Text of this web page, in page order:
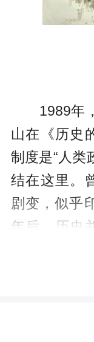
1989年，
山在《历史
制度是“人类
结在这里。
剧变，似乎
年后，历史
乱象丛生，
明对比的是
治“风景这
度焕发出强